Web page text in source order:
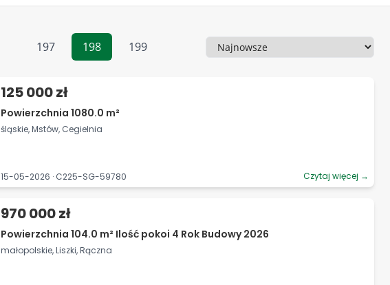
197 198 199 Sortowanie
125 000 zł
Powierzchnia 1080.0 m²
śląskie, Mstów, Cegielnia
15-05-2026 · C225-SG-59780 Czytaj więcej →
970 000 zł
Powierzchnia 104.0 m² Ilość pokoi 4 Rok Budowy 2026
małopolskie, Liszki, Rączna